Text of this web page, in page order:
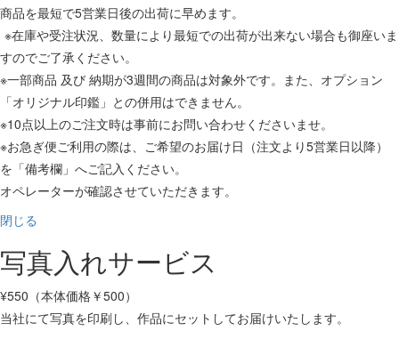
商品を最短で5営業日後の出荷に早めます。
※在庫や受注状況、数量により最短での出荷が出来ない場合も御座いま
すのでご了承ください。
※一部商品 及び 納期が3週間の商品は対象外です。また、オプション
「オリジナル印鑑」との併用はできません。
※10点以上のご注文時は事前にお問い合わせくださいませ。
※お急ぎ便ご利用の際は、ご希望のお届け日（注文より5営業日以降）
を「備考欄」へご記入ください。
オペレーターが確認させていただきます。
閉じる
写真入れサービス
¥550（本体価格￥500）
当社にて写真を印刷し、作品にセットしてお届けいたします。